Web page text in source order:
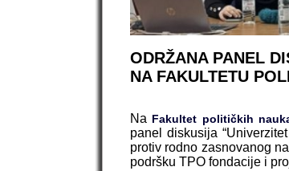
ODRŽANA PANEL
NA FAKULTETU
Na Fakultet političkih
panel diskusija
protiv rodno zasnovanog
podršku TPO fondacije i